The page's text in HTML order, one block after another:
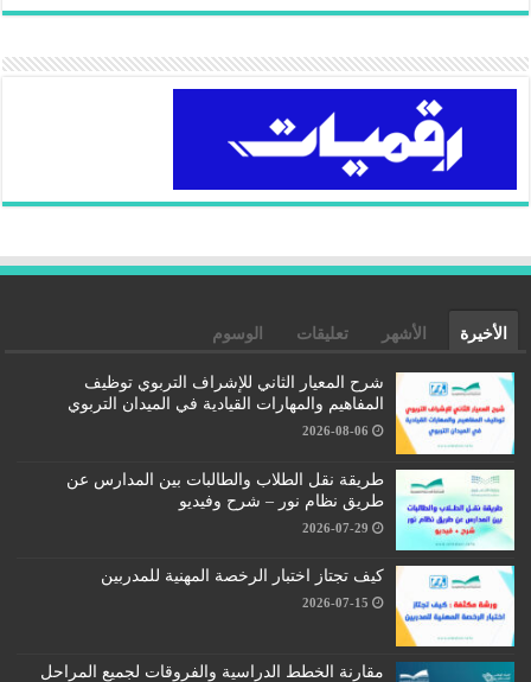
الأخيرة الأشهر تعليقات الوسوم
شرح المعيار الثاني للإشراف التربوي توظيف
المفاهيم والمهارات القيادية في الميدان التربوي
2026-08-06
طريقة نقل الطلاب والطالبات بين المدارس عن
طريق نظام نور – شرح وفيديو
2026-07-29
كيف تجتاز اختبار الرخصة المهنية للمدربين
2026-07-15
مقارنة الخطط الدراسية والفروقات لجميع المراحل